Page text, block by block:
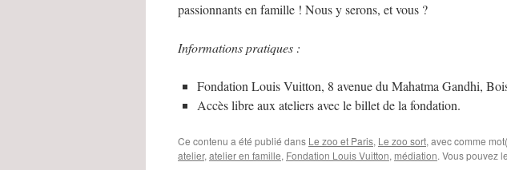
passionnants en famille ! Nous y serons, et vous ?
Informations pratiques :
Fondation Louis Vuitton, 8 avenue du Mahatma Gandhi,
Accès libre aux ateliers avec le billet de la fondation.
Ce contenu a été publié dans Le zoo et Paris, Le zoo sort, avec comme
atelier, atelier en famille, Fondation Louis Vuitton, médiation. Vous pouvez